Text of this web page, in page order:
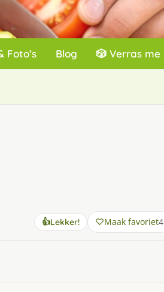
Foto’s Blog 🎲 Verras me
👍Lekker! Maak favoriet4